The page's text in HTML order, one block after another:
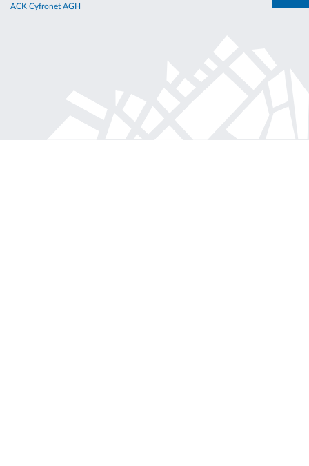
ACK Cyfronet AGH